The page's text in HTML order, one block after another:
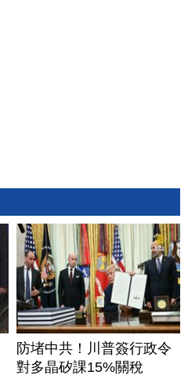
防堵中共！川普簽行政令
對多晶矽課15%關稅